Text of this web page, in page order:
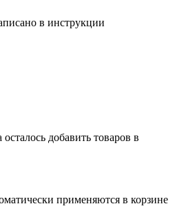
в инструкции
добавить товаров в
применяются в корзине